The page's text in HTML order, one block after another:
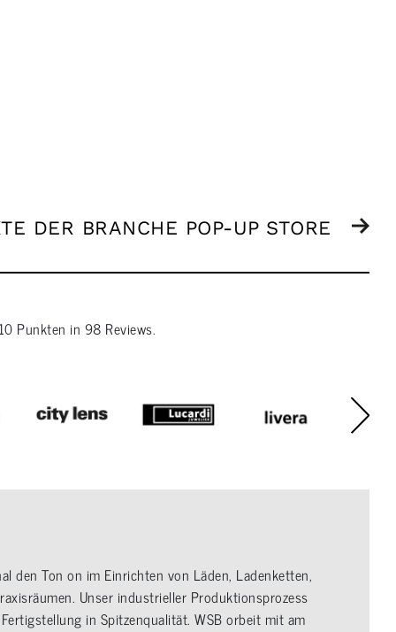
DER BRANCHE POP-UP STORE
Punkten in 98 Reviews.
den Ton on im Einrichten von Läden, Ladenketten,
Unser industrieller Produktionsprozess
in Spitzenqualität. WSB orbeit mit am